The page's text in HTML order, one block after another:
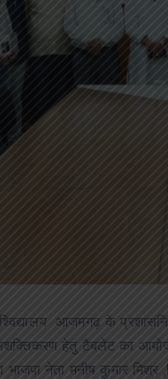
आजमगढ़ के
हेतु टैबलेट का
नेता मनीष कुमार